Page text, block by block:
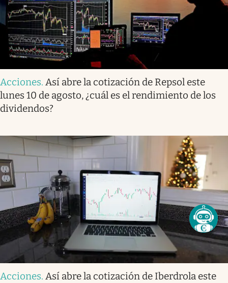
Acciones. Así abre la cotización de Repsol este
lunes 10 de agosto, ¿cuál es el rendimiento de los
dividendos?
Acciones. Así abre la cotización de Iberdrola este